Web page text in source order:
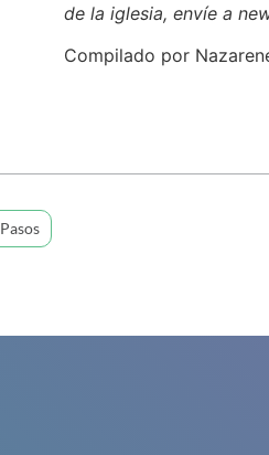
de la iglesia, envíe a
Compilado por
Pasos